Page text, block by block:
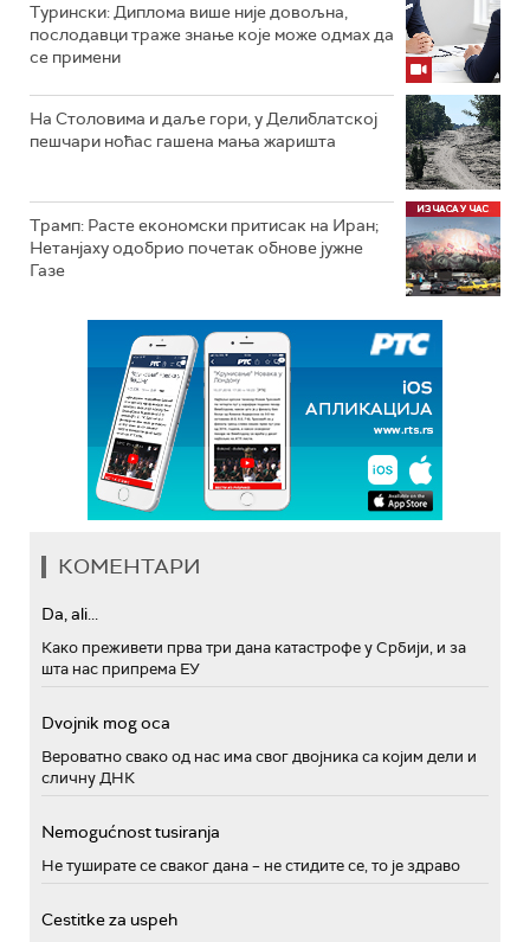
Турински: Диплома више није довољна,
послодавци траже знање које може одмах да
се примени
На Столовима и даље гори, у Делиблатској
пешчари ноћас гашена мања жаришта
Трамп: Расте економски притисак на Иран;
Нетанјаху одобрио почетак обнове јужне
Газе
КОМЕНТАРИ
Da, ali...
Како преживети прва три дана катастрофе у Србији, и за
шта нас припрема ЕУ
Dvojnik mog oca
Вероватно свако од нас има свог двојника са којим дели и
сличну ДНК
Nemogućnost tusiranja
Не туширате се сваког дана – не стидите се, то је здраво
Cestitke za uspeh